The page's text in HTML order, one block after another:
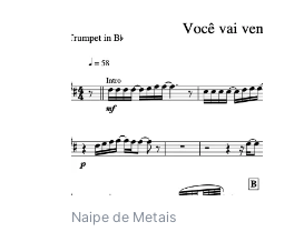
Naipe de Metais